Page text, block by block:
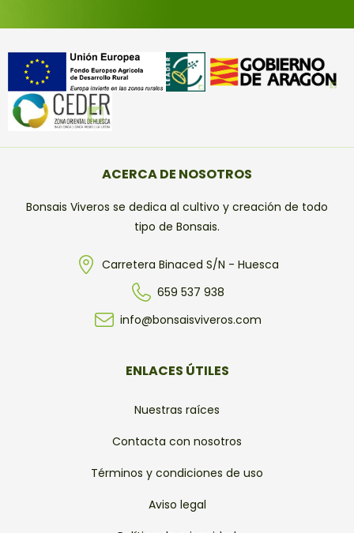
ACERCA DE NOSOTROS
Bonsais Viveros se dedica al cultivo y creación de todo
tipo de Bonsais.
Carretera Binaced S/N - Huesca
659 537 938
info@bonsaisviveros.com
ENLACES ÚTILES
Nuestras raíces
Contacta con nosotros
Términos y condiciones de uso
Aviso legal